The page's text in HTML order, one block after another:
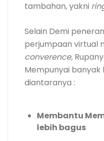
tambahan, yakni
Selain Demi
perjumpaan virtual
converence,
Mempunyai banyak
diantaranya :
Membantu
lebih bagus